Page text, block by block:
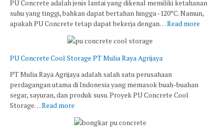
PU Concrete adalah jenis lantai yang dikenal memiliki ketahanan
suhu yang tinggi, bahkan dapat bertahan hingga -120°C. Namun,
apakah PU Concrete tetap dapat bekerja dengan…Read more
PU Concrete Cool Storage PT Mulia Raya Agrijaya
PT Mulia Raya Agrijaya adalah salah satu perusahaan
perdagangan utama di Indonesia yang memasok buah-buahan
segar, sayuran, dan produk susu. Proyek PU Concrete Cool
Storage…Read more